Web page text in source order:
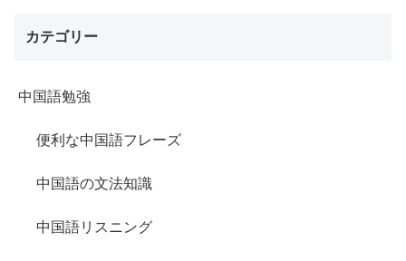
カテゴリー
中国語勉強
便利な中国語フレーズ
中国語の文法知識
中国語リスニング